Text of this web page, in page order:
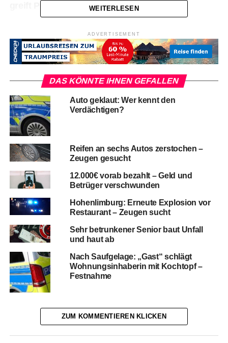
WEITERLESEN
ADVERTISEMENT
DAS KÖNNTE IHNEN GEFALLEN
Auto geklaut: Wer kennt den
Verdächtigen?
Reifen an sechs Autos zerstochen –
Zeugen gesucht
12.000€ vorab bezahlt – Geld und
Betrüger verschwunden
Hohenlimburg: Erneute Explosion vor
Restaurant – Zeugen sucht
Sehr betrunkener Senior baut Unfall
und haut ab
Nach Saufgelage: „Gast“ schlägt
Wohnungsinhaberin mit Kochtopf –
Festnahme
ZUM KOMMENTIEREN KLICKEN